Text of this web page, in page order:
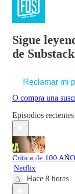
Sigue
de Substack
Reclamar mi
O compra una
Episodios recientes
Crítica de 100
|Netflix
Hace 8 horas